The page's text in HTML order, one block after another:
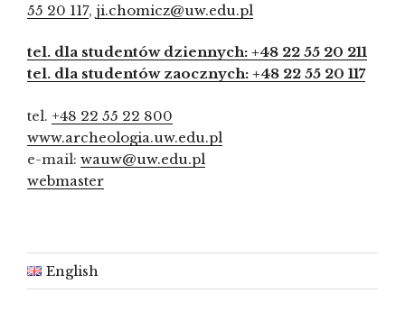
55 20 117, ji.chomicz@uw.edu.pl
tel. dla studentów dziennych: +48 22 55 20 211
tel. dla studentów zaocznych: +48 22 55 20 117
tel. +48 22 55 22 800
www.archeologia.uw.edu.pl
e-mail: wauw@uw.edu.pl
webmaster
English